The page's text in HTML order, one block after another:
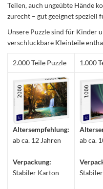
Teilen, auch ungeübte Hände
zurecht – gut geeignet speziell
Unsere Puzzle sind für Kinder
verschluckbare Kleinteile
2.000 Teile Puzzle 1.000
Altersempfehlung:
ab ca. 12 Jahren
Verpackung:
Stabiler Karton
ab ca.